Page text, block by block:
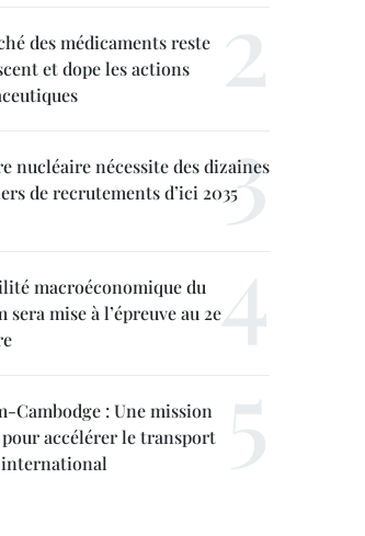
des médicaments reste
et dope les actions
nucléaire nécessite des dizaines
de recrutements d’ici 2035
macroéconomique du
sera mise à l’épreuve au 2e
Cambodge : Une mission
accélérer le transport